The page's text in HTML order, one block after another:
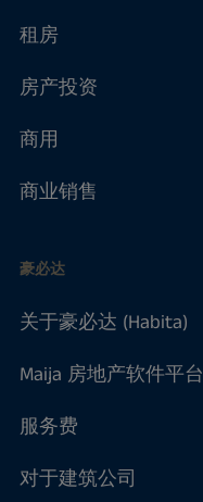
租房
房产投资
商用
商业销售
豪必达
关于豪必达 (Habita)
Maija 房地产软件平台
服务费
对于建筑公司